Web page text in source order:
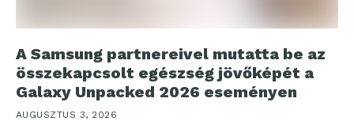
A Samsung partnereivel mutatta be az
összekapcsolt egészség jövőképét a
Galaxy Unpacked 2026 eseményen
AUGUSZTUS 3, 2026